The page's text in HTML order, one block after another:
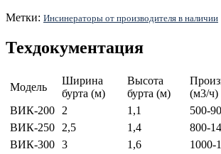
Метки: Инсинераторы от производителя в наличии
Техдокументация
Модель
Ширина
бурта (м)
Высота
бурта (м)
(м3/ч)
ВИК-200
2 1,1 500-
ВИК-250
2,5 1,4 800-
ВИК-300 3 1,6 1000-